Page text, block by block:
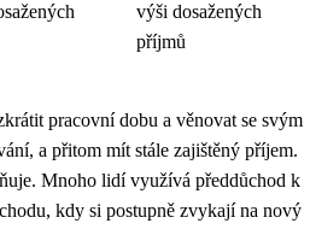
výši dosažených
příjmů
pracovní dobu a věnovat se svým
a přitom mít stále zajištěný příjem.
Mnoho lidí využívá předdůchod k
kdy si postupně zvykají na nový